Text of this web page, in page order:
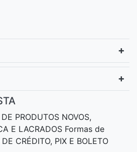
PRODUTOS NOVOS,
E LACRADOS Formas de
CRÉDITO, PIX E BOLETO